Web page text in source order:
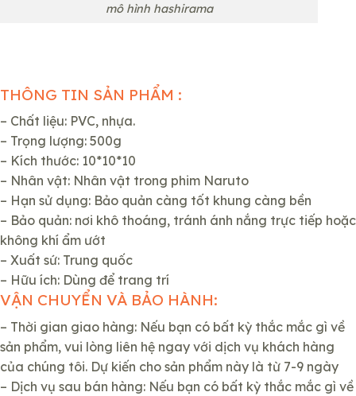
mô hình hashirama
THÔNG TIN SẢN PHẨM :
– Chất liệu: PVC, nhựa.
– Trọng lượng: 500g
– Kích thước: 10*10*10
– Nhân vật: Nhân vật trong phim Naruto
– Hạn sử dụng: Bảo quản càng tốt khung càng bền
– Bảo quản: nơi khô thoáng, tránh ánh nắng trực tiếp hoặc
không khí ẩm ướt
– Xuất sứ: Trung quốc
– Hữu ích: Dùng để trang trí
VẬN CHUYỂN VÀ BẢO HÀNH:
– Thời gian giao hàng: Nếu bạn có bất kỳ thắc mắc gì về
sản phẩm, vui lòng liên hệ ngay với dịch vụ khách hàng
của chúng tôi. Dự kiến cho sản phẩm này là từ 7-9 ngày
– Dịch vụ sau bán hàng: Nếu bạn có bất kỳ thắc mắc gì về